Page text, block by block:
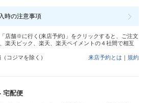
時の注意事項
店舗※に行く(来店予約)」をクリックすると、ご注文
楽天ビック、楽天、楽天ペイメントの４社間で相互
コジマを除く）
来店予約とは ｜ 規約
宅配便